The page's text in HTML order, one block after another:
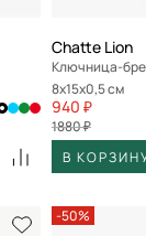
Chatte Lion
Ключница-
8x15x0,5 см
940 ₽
1880 ₽
В
-50%